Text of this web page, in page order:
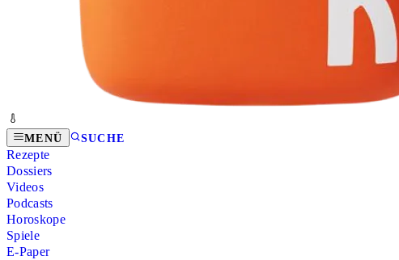
MENÜ SUCHE
Rezepte
Dossiers
Videos
Podcasts
Horoskope
Spiele
E-Paper